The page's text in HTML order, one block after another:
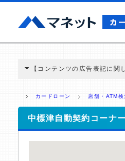
【コンテンツの広告表記に関
ミ収集などに基づき、公平性を
>提携企業一覧
カードローン 店舗・ATM検
中標津自動契約コーナー